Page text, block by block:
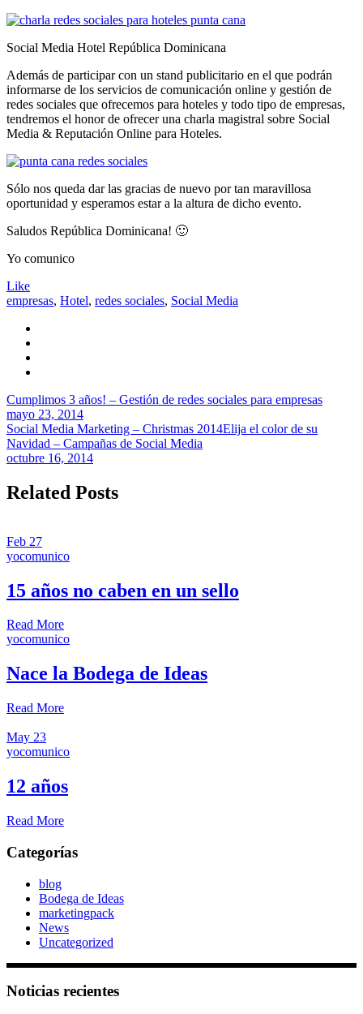
Social Media Hotel República Dominicana
Además de participar con un stand publicitario en el que podrán
informarse de los servicios de comunicación online y gestión de
redes sociales que ofrecemos para hoteles y todo tipo de empresas,
tendremos el honor de ofrecer una charla magistral sobre Social
Media & Reputación Online para Hoteles.
Sólo nos queda dar las gracias de nuevo por tan maravillosa
oportunidad y esperamos estar a la altura de dicho evento.
Saludos República Dominicana! 🙂
Yo comunico
Like
empresas, Hotel, redes sociales, Social Media
Cumplimos 3 años! – Gestión de redes sociales para empresas
mayo 23, 2014
Social Media Marketing – Christmas 2014Elija el color de su
Navidad – Campañas de Social Media
octubre 16, 2014
Related Posts
Feb 27
yocomunico
15 años no caben en un sello
Read More
yocomunico
Nace la Bodega de Ideas
Read More
May 23
yocomunico
12 años
Read More
Categorías
blog
Bodega de Ideas
marketingpack
News
Uncategorized
Noticias recientes